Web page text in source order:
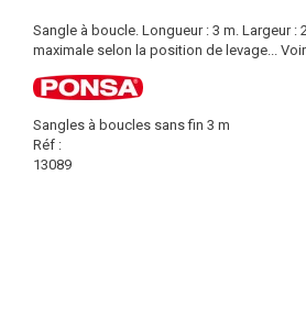
Sangle à boucle. Longueur : 3 m. Largeur :
maximale selon la position de levage...
Sangles à boucles sans fin 3 m
Réf :
13089